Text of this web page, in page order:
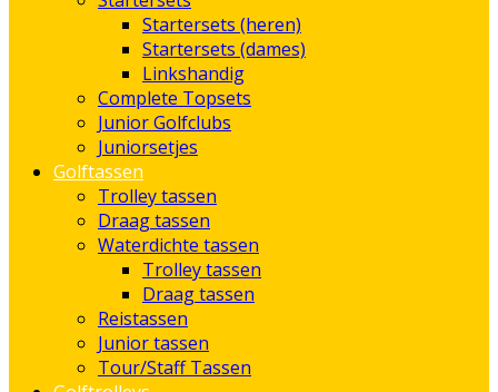
Startersets (heren)
Startersets (dames)
Linkshandig
Complete Topsets
Junior Golfclubs
Juniorsetjes
Golftassen
Trolley tassen
Draag tassen
Waterdichte tassen
Trolley tassen
Draag tassen
Reistassen
Junior tassen
Tour/Staff Tassen